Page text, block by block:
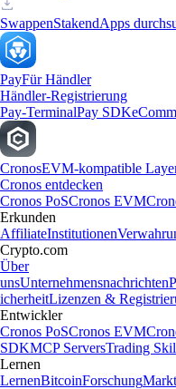
SwappenStakendApps
PayFür Händler
Händler-Registrierung
Pay-TerminalPay SDK
CronosEVM-kompatible
Cronos entdecken
Cronos PoSCronos EVM
Erkunden
AffiliateInstitutionen
Crypto.com
Über
unsUnternehmensnachrichten
icherheitLizenzen &
Entwickler
Cronos PoSCronos EVM
SDKMCP ServersTrading
Lernen
LernenBitcoinForschung